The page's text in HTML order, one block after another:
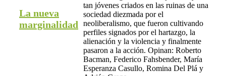
La nueva
marginalidad
tan jóvenes criados en las ruinas de una
sociedad diezmada por el
neoliberalismo, que fueron cultivando
perfiles signados por el hartazgo, la
alienación y la violencia y finalmente
pasaron a la acción. Opinan: Roberto
Bacman, Federico Fahsbender, María
Esperanza Casullo, Romina Del Plá y